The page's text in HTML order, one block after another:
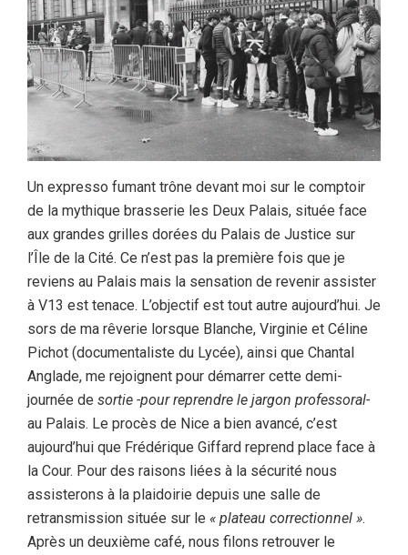
Un expresso fumant trône devant moi sur le comptoir
de la mythique brasserie les Deux Palais, située face
aux grandes grilles dorées du Palais de Justice sur
l’Île de la Cité. Ce n’est pas la première fois que je
reviens au Palais mais la sensation de revenir assister
à V13 est tenace. L’objectif est tout autre aujourd’hui. Je
sors de ma rêverie lorsque Blanche, Virginie et Céline
Pichot (documentaliste du Lycée), ainsi que Chantal
Anglade, me rejoignent pour démarrer cette demi-
journée de sortie -pour reprendre le jargon professoral-
au Palais. Le procès de Nice a bien avancé, c’est
aujourd’hui que Frédérique Giffard reprend place face à
la Cour. Pour des raisons liées à la sécurité nous
assisterons à la plaidoirie depuis une salle de
retransmission située sur le « plateau correctionnel ».
Après un deuxième café, nous filons retrouver le